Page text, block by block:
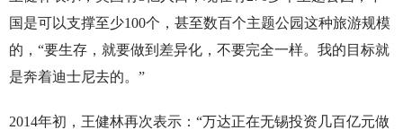
国是可以支撑至少100个，甚至数百个主题公园这种旅游规模
的，“要生存，就要做到差异化，不要完全一样。我的目标就
是奔着迪士尼去的。”
2014年初，王健林再次表示：“万达正在无锡投资几百亿元做